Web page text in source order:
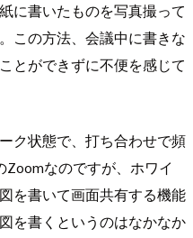
に書いたものを写真撮って
この方法、会議中に書きな
とができずに不便を感じて
ク状態で、打ち合わせで頻
なのですが、ホワイ
を書いて画面共有する機能
を書くというのはなかなか